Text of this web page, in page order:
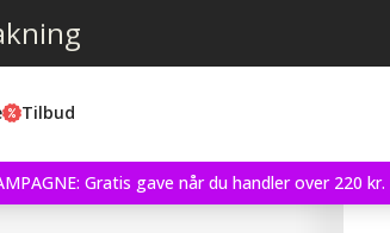
Tilbud
Gratis gave når du handler over 220 kr.